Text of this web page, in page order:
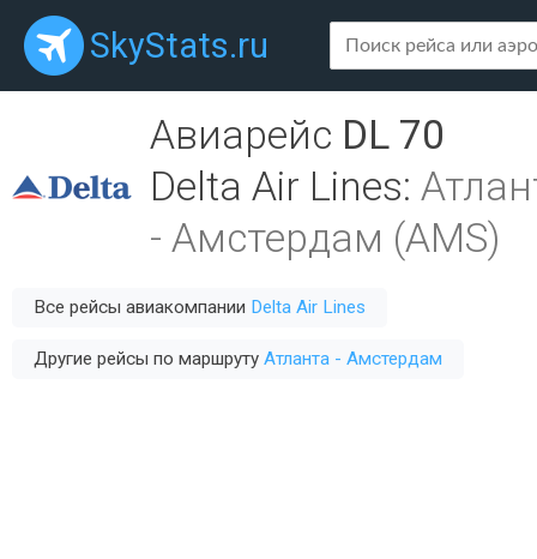
SkyStats.ru
Авиарейс DL 70
Delta Air Lines:
- Амстердам (AMS)
Все рейсы авиакомпании Delta Air Lines
Другие рейсы по маршруту Атланта - Амстердам